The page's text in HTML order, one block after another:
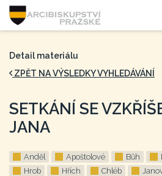
Detail materiálu
ZPĚT NA VÝSLEDKY VYHLEDÁVÁNÍ
SETKÁNÍ SE
JANA
Anděl Apoštolové Bůh
Hrob
Hřích Chléb